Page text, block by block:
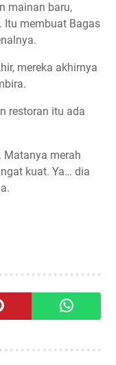
mainan baru,
Itu membuat Bagas
mereka akhirnya
restoran itu ada
Matanya merah
kuat. Ya… dia